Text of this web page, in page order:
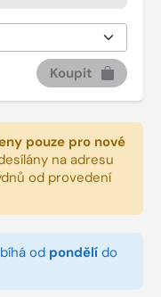
Koupit
pouze pro nové
na adresu
od provedení
od pondělí do